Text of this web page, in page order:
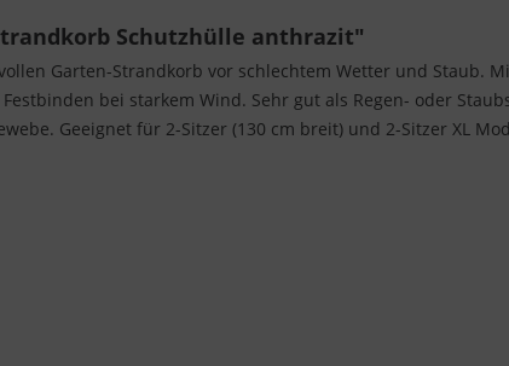
Schutzhülle anthrazit"
Garten-Strandkorb vor schlechtem Wetter und Staub.
bei starkem Wind. Sehr gut als Regen- oder
Geeignet für 2-Sitzer (130 cm breit) und 2-Sitzer XL